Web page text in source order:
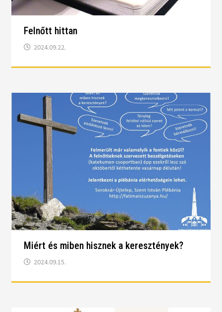
Felnőtt hittan
2024.09.22.
Miért és miben hisznek a keresztények?
2024.09.15.